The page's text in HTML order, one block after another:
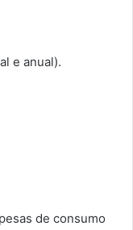
e anual).
de consumo